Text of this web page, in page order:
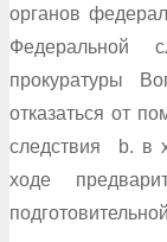
органов
Федеральной
прокуратуры
отказаться от
следствия b. в
ходе